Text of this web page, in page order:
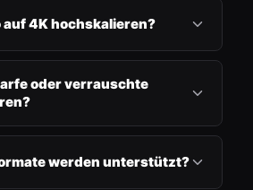
auf 4K hochskalieren?
oder verrauschte
werden unterstützt?